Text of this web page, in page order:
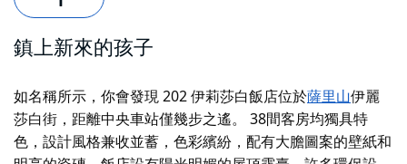
鎮上新來的孩子
如名稱所示，你會發現202 伊莉莎白飯店位於薩里山伊麗
莎白街 ，距離中央車站僅幾步之遙。 38間客房均獨具特
色，設計風格兼收並蓄，色彩繽紛，配有大膽圖案的壁紙和